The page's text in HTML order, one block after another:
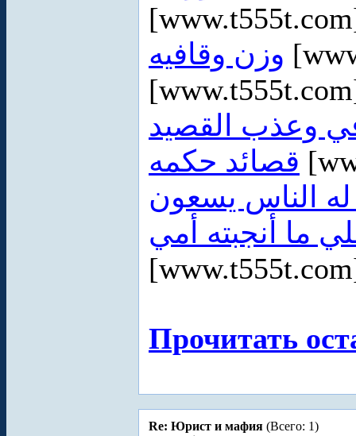
وزن وقافيه
وعذب القصيد
قصائد حكمه
الناس يسعون
ما أنجبته أمي
Прочитать
Re: Юрист и мафия (Всего: 1)